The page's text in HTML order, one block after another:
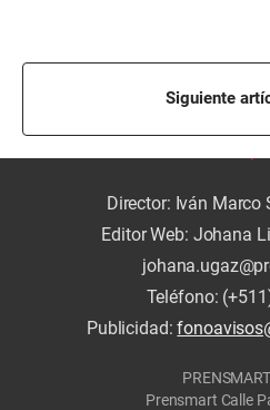
Siguiente
Director: Iván Marco
Editor Web: Johana
Teléfono:
Publicidad:
Prensmart Calle